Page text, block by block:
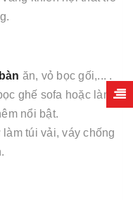
ăn, vỏ bọc gối,... .
ghế sofa hoặc làm
nổi bật.
túi vải, váy chống